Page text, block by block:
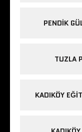
PENDIK
TUZLA
KADIKÖY